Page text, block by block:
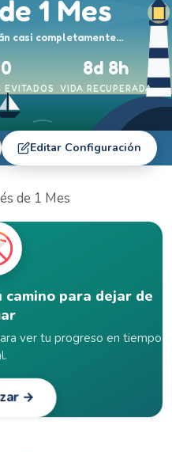
1 Mes
casi completamente…
8d 8h
EVITADOS VIDA RECUPERADA
Editar Configuración
de 1 Mes
para dejar de
ver tu progreso en tiempo
→